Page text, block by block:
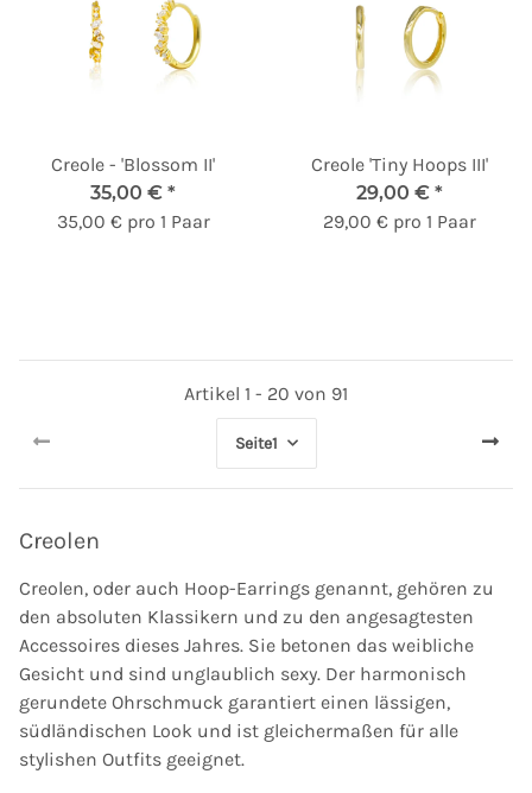
Creole - 'Blossom II'
35,00 € *
35,00 € pro 1 Paar
Creole 'Tiny Hoops III'
29,00 € *
29,00 € pro 1 Paar
Artikel 1 - 20 von 91
Seite1
Creolen
Creolen, oder auch Hoop-Earrings genannt, gehören zu
den absoluten Klassikern und zu den angesagtesten
Accessoires dieses Jahres. Sie betonen das weibliche
Gesicht und sind unglaublich sexy. Der harmonisch
gerundete Ohrschmuck garantiert einen lässigen,
südländischen Look und ist gleichermaßen für alle
stylishen Outfits geeignet.